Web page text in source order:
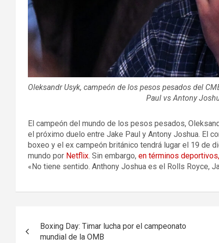
Oleksandr Usyk, campeón de los pesos pesados del
Paul vs Antony
El campeón del mundo de los pesos pesados,
el próximo duelo entre Jake Paul y Antony Joshua. El
boxeo y el ex campeón británico tendrá lugar el 19 de
mundo por Netflix. Sin embargo, en términos
«No tiene sentido. Anthony Joshua es el Rolls Royce,
de
Boxing Day: Timar lucha por el campeonato
mundial de la OMB